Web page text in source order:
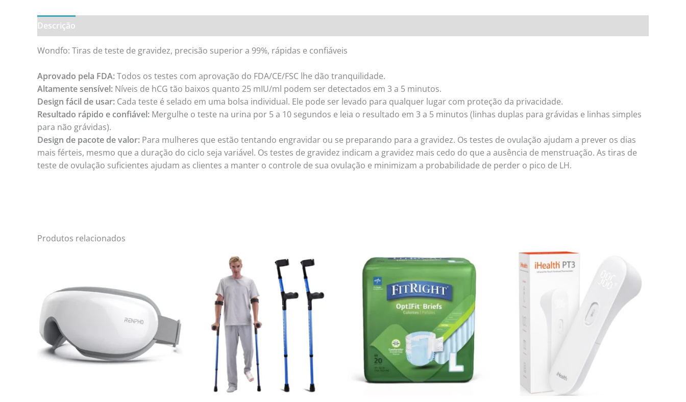
Descrição
Wondfo: Tiras de teste de gravidez, precisão superior a 99%, rápidas e confiáveis
Aprovado pela FDA:Todos os testes com aprovação do FDA/CE/FSC lhe dão tranquilidade.
Altamente sensível: Níveis de hCG tão baixos quanto 25 mIU/ml podem ser detectados em 3 a 5 minutos.
Design fácil de usar: Cada teste é selado em uma bolsa individual. Ele pode ser levado para qualquer lugar com proteção da privacidade.
Resultado rápido e confiável: Mergulhe o teste na urina por 5 a 10 segundos e leia o resultado em 3 a 5 minutos (linhas duplas para grávidas e linhas simples
para não grávidas).
Design de pacote de valor: Para mulheres que estão tentando engravidar ou se preparando para a gravidez. Os testes de ovulação ajudam a prever os dias
mais férteis, mesmo que a duração do ciclo seja variável. Os testes de gravidez indicam a gravidez mais cedo do que a ausência de menstruação. As tiras de
teste de ovulação suficientes ajudam as clientes a manter o controle de sua ovulação e minimizam a probabilidade de perder o pico de LH.
Produtos relacionados